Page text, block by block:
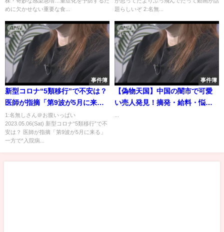
めに欠かせない重要な食...
題らしいぞ 2:名無...
事件簿
新型コロナ“5類移行”で不安は？
医師が指摘「第9波が5月に来
る」一方で“入院病床空けてお
く”病院への補償は半額に 専門病
床は激変か【チャント！大石邦
1:名無しさん＠お腹いっぱい
2023.05.06(Sat) 新型コロナ“5類移行”で不
安は？ 医師が指摘「第9波が5月に来る」
一方で“入院病...
事件簿
【偽物天国】中国の闇市で可愛
い売人発見！摘発・給料・悩み